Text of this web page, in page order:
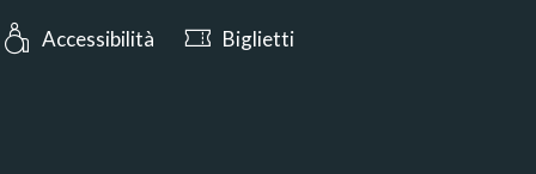
Oggi aperto dalle 10:00
Accessibilità Biglietti